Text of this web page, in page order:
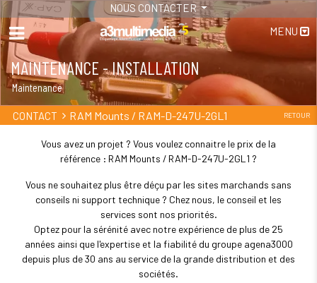
NOUS CONTACTER
MENU
MAINTENANCE - INSTALLATION
Maintenance
CONTACT RAM Mounts / RAM-D-247U-2GL1 RETOUR
Vous avez un projet ? Vous voulez connaitre le prix de la
référence : RAM Mounts / RAM-D-247U-2GL1 ?
Vous ne souhaitez plus être déçu par les sites marchands sans
conseils ni support technique ? Chez nous, le conseil et les
services sont nos priorités.
Optez pour la sérénité avec notre expérience de plus de 25
années ainsi que l'expertise et la fiabilité du groupe agena3000
depuis plus de 30 ans au service de la grande distribution et des
sociétés.